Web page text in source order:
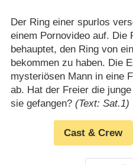
Der Ring einer spurlos
einem Pornovideo auf. Die
behauptet, den Ring von
bekommen zu haben. Die
mysteriösen Mann in eine
ab. Hat der Freier die
sie gefangen? (Text: Sat.1)
Cast & Crew